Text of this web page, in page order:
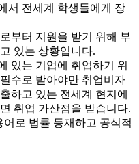
서 전세계 학생들에게 장
부터 지원을 받기 위해 부
있는 상황입니다.
있는 기업에 취업하기 위
수로 받아야만 취업비자
하고 있는 전세계 현지에
취업 가산점을 받습니다.
로 법률 등재하고 공식적